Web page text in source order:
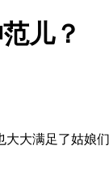
儿？
满足了姑娘